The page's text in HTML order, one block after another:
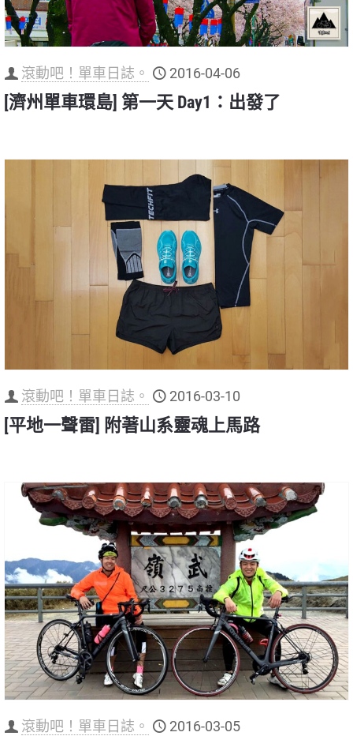
滾動吧！單車日誌。 2016-04-06
[濟州單車環島] 第一天 Day1：出發了
滾動吧！單車日誌。 2016-03-10
[平地一聲雷] 附著山系靈魂上馬路
滾動吧！單車日誌。 2016-03-05